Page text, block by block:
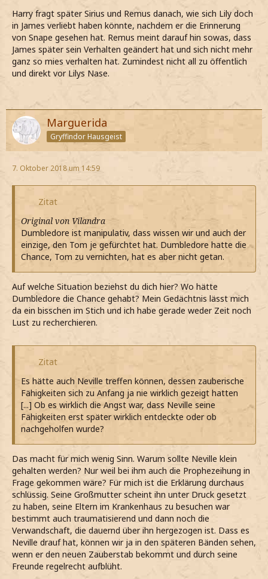
Harry fragt später Sirius und Remus danach, wie sich Lily doch
in James verliebt haben könnte, nachdem er die Erinnerung
von Snape gesehen hat. Remus meint darauf hin sowas, dass
James später sein Verhalten geändert hat und sich nicht mehr
ganz so mies verhalten hat. Zumindest nicht all zu öffentlich
und direkt vor Lilys Nase.
Marguerida
Gryffindor Hausgeist
7. Oktober 2018 um 14:59
Zitat
Original von Vilandra
Dumbledore ist manipulativ, dass wissen wir und auch der
einzige, den Tom je gefürchtet hat. Dumbledore hatte die
Chance, Tom zu vernichten, hat es aber nicht getan.
Auf welche Situation beziehst du dich hier? Wo hätte
Dumbledore die Chance gehabt? Mein Gedächtnis lässt mich
da ein bisschen im Stich und ich habe gerade weder Zeit noch
Lust zu recherchieren.
Zitat
Es hätte auch Neville treffen können, dessen zauberische
Fähigkeiten sich zu Anfang ja nie wirklich gezeigt hatten
[...] Ob es wirklich die Angst war, dass Neville seine
Fähigkeiten erst später wirklich entdeckte oder ob
nachgeholfen wurde?
Das macht für mich wenig Sinn. Warum sollte Neville klein
gehalten werden? Nur weil bei ihm auch die Prophezeihung in
Frage gekommen wäre? Für mich ist die Erklärung durchaus
schlüssig. Seine Großmutter scheint ihn unter Druck gesetzt
zu haben, seine Eltern im Krankenhaus zu besuchen war
bestimmt auch traumatisierend und dann noch die
Verwandschaft, die dauernd über ihn hergezogen ist. Dass es
Neville drauf hat, können wir ja in den späteren Bänden sehen,
wenn er den neuen Zauberstab bekommt und durch seine
Freunde regelrecht aufblüht.